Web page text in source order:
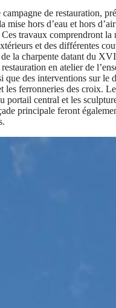
de restauration,
mise hors d’eau et hors
travaux comprendront la
et des différentes
la charpente datant du
en atelier de
que des interventions sur le
les ferronneries des croix.
portail central et les
principale feront